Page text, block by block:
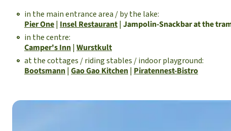
in the main entrance area / by the lake:
Pier One| Insel Restaurant| Jampolin-Snackbar at the
in the centre:
Camper's Inn| Wurstkult
at the cottages / riding stables / indoor playground:
Bootsmann| Gao Gao Kitchen| Piratennest-Bistro